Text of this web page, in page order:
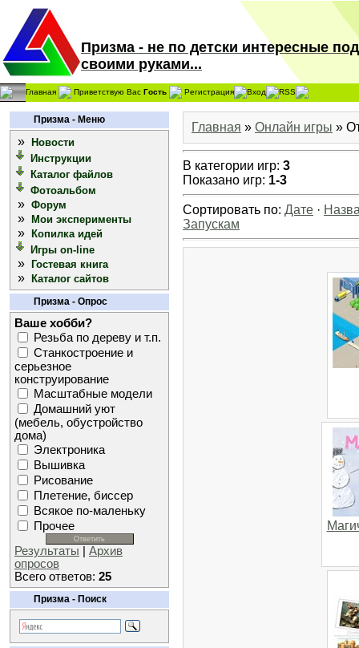
Призма - не по детски интересные
своими руками...
Главная Приветствую Вас Гость Регистрация Вход RSS
Призма - Меню
»
Новости
Инструкции
Каталог файлов
Фотоальбом
» Форум
» Мои эксперименты
»
Копилка идей
Игры on-line
» Гостевая книга
» Каталог сайтов
Призма - Опрос
Ваше хобби?
Резьба по дереву и т.п.
Станкостроение и
серьезное
конструирование
Масштабные модели
Домашний уют
(мебель, обустройство
дома)
Электроника
Вышивка
Рисование
Плетение, биссер
Всякое по-маленьку
Прочее
Результаты
Архив
опросов
Всего ответов: 25
Призма - Поиск
Главная » Онлайн игры »
В категории игр: 3
Показано игр: 1-3
Сортировать по: Дате ·
Запускам